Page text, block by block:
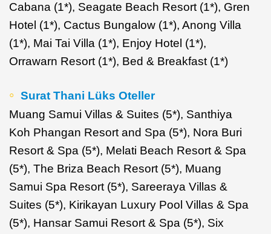
Cabana (1*), Seagate Beach Resort (1*), Gren
Hotel (1*), Cactus Bungalow (1*), Anong Villa
(1*), Mai Tai Villa (1*), Enjoy Hotel (1*),
Orrawarn Resort (1*), Bed & Breakfast (1*)
Surat Thani Lüks Oteller
Muang Samui Villas & Suites (5*), Santhiya
Koh Phangan Resort and Spa (5*), Nora Buri
Resort & Spa (5*), Melati Beach Resort & Spa
(5*), The Briza Beach Resort (5*), Muang
Samui Spa Resort (5*), Sareeraya Villas &
Suites (5*), Kirikayan Luxury Pool Villas & Spa
(5*), Hansar Samui Resort & Spa (5*), Six